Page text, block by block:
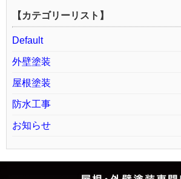
【カテゴリーリスト】
Default
外壁塗装
屋根塗装
防水工事
お知らせ